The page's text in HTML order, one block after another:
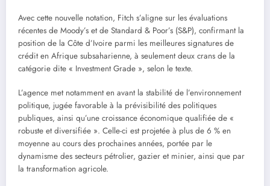
Avec cette nouvelle notation, Fitch s’aligne sur les évaluations
récentes de Moody’s et de Standard & Poor’s (S&P), confirmant la
position de la Côte d’Ivoire parmi les meilleures signatures de
crédit en Afrique subsaharienne, à seulement deux crans de la
catégorie dite « Investment Grade », selon le texte.
L’agence met notamment en avant la stabilité de l’environnement
politique, jugée favorable à la prévisibilité des politiques
publiques, ainsi qu’une croissance économique qualifiée de «
robuste et diversifiée ». Celle-ci est projetée à plus de 6 % en
moyenne au cours des prochaines années, portée par le
dynamisme des secteurs pétrolier, gazier et minier, ainsi que par
la transformation agricole.